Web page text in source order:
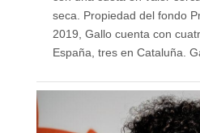
seca. Propiedad del fondo
2019, Gallo cuenta con
España, tres en Cataluña.